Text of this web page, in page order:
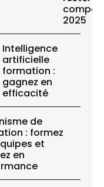
2025
Intelligence
artificielle
formation :
gagnez en
efficacité
de
: formez
et
en